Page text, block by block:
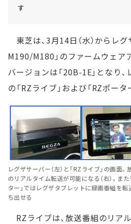
す
東芝は、3月14日（水）からレ
M190/M180」のファームウェア
バージョンは「20B-1E」となり
の「RZライブ」および「RZポータ
レグザサーバー（左）と「RZライブ」の画面。
のリアルタイム転送が可能になる（右）。また
ター」ではレグザタブレットに録画番組を転
ち出せる
RZライブは、放送番組のリア